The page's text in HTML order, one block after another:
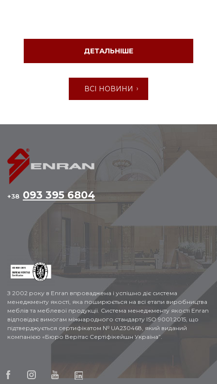
ДЕТАЛЬНІШЕ
ВСІ НОВИНИ
+38 093 395 6804
З 2002 року в Enran впроваджена і успішно діє система
менеджменту якості, яка поширюється на всі етапи виробництва
меблів та меблевої продукції. Система менеджменту якості Enran
відповідає вимогам міжнародного стандарту ISO 9001:2015, що
підтверджується сертифікатом № UA230468, який виданий
компанією «Бюро Верітас Сертіфікейшн Україна”.